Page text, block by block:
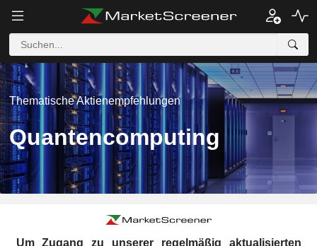
Thematische Aktienempfehlungen
Quantencomputing
Um Zugang zu unserer regelmäßig aktualisierten